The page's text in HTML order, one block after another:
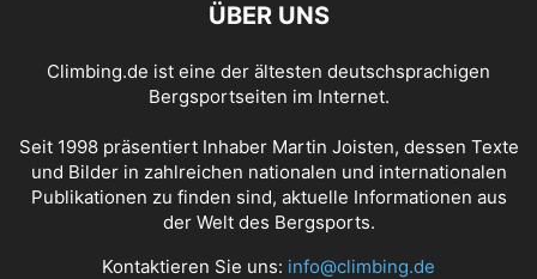
ÜBER UNS
Climbing.de ist eine der ältesten deutschsprachigen
Bergsportseiten im Internet.
Seit 1998 präsentiert Inhaber Martin Joisten, dessen Texte
und Bilder in zahlreichen nationalen und internationalen
Publikationen zu finden sind, aktuelle Informationen aus
der Welt des Bergsports.
Kontaktieren Sie uns: info@climbing.de